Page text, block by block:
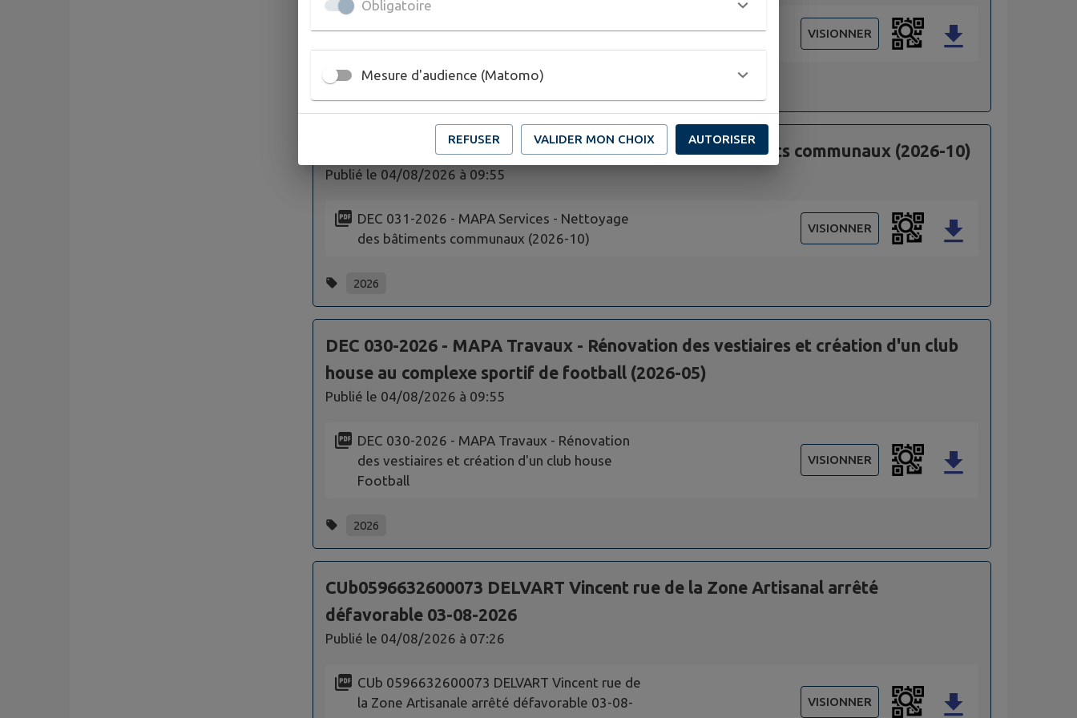
VISIONNER
DEC 031-2026 - MAPA Services - Nettoyage des bâtiments communaux (2026-10)
Publié le 04/08/2026 à 09:55
DEC 031-2026 - MAPA Services - Nettoyage
des bâtiments communaux (2026-10)
VISIONNER
2026
DEC 030-2026 - MAPA Travaux - Rénovation des vestiaires et création d'un club
house au complexe sportif de football (2026-05)
Publié le 04/08/2026 à 09:55
DEC 030-2026 - MAPA Travaux - Rénovation
des vestiaires et création d'un club house
Football
VISIONNER
2026
CUb0596632600073 DELVART Vincent rue de la Zone Artisanal arrêté
défavorable 03-08-2026
Publié le 04/08/2026 à 07:26
CUb 0596632600073 DELVART Vincent rue de
la Zone Artisanale arrêté défavorable 03-08-
VISIONNER
Obligatoire
Mesure d'audience (Matomo)
REFUSER VALIDER MON CHOIX AUTORISER